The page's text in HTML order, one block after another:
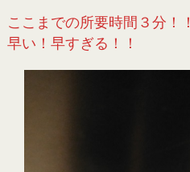
ここまでの所要時間３分！！
早い！早すぎる！！